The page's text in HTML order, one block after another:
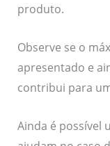
produto.
Observe se o
apresentado e
contribui para
Ainda é possível